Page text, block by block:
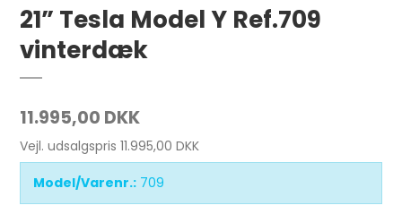
21” Tesla Model Y Ref.709
vinterdæk
11.995,00 DKK
Vejl. udsalgspris 11.995,00 DKK
Model/Varenr.: 709